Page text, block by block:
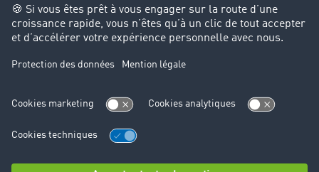
Protection des données
Cookie-Einstellungen
Support